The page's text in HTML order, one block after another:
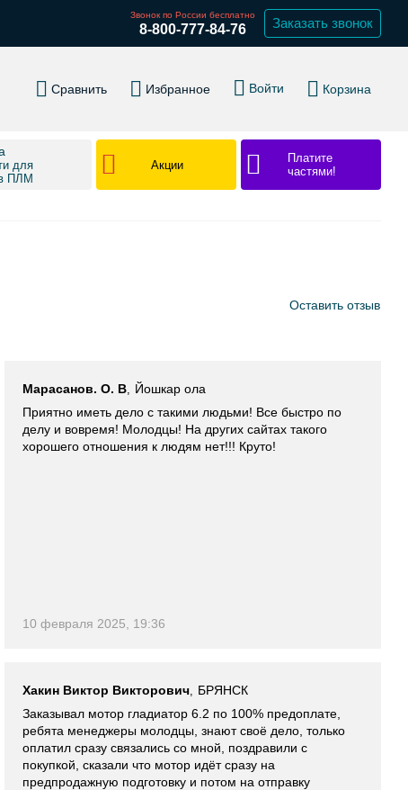
Звонок по России бесплатно
8-800-777-84-76 Заказать звонок
Сравнить Избранное Войти Корзина
для
ПЛМ
Акции
Платите
частями!
Оставить отзыв
Марасанов. О. В, Йошкар ола
Приятно иметь дело с такими людьми! Все быстро по
делу и вовремя! Молодцы! На других сайтах такого
хорошего отношения к людям нет!!! Круто!
10 февраля 2025, 19:36
Хакин Виктор Викторович, БРЯНСК
Заказывал мотор гладиатор 6.2 по 100% предоплате,
ребята менеджеры молодцы, знают своё дело, только
оплатил сразу связались со мной, поздравили с
покупкой, сказали что мотор идёт сразу на
предпродажную подготовку и потом на отправку